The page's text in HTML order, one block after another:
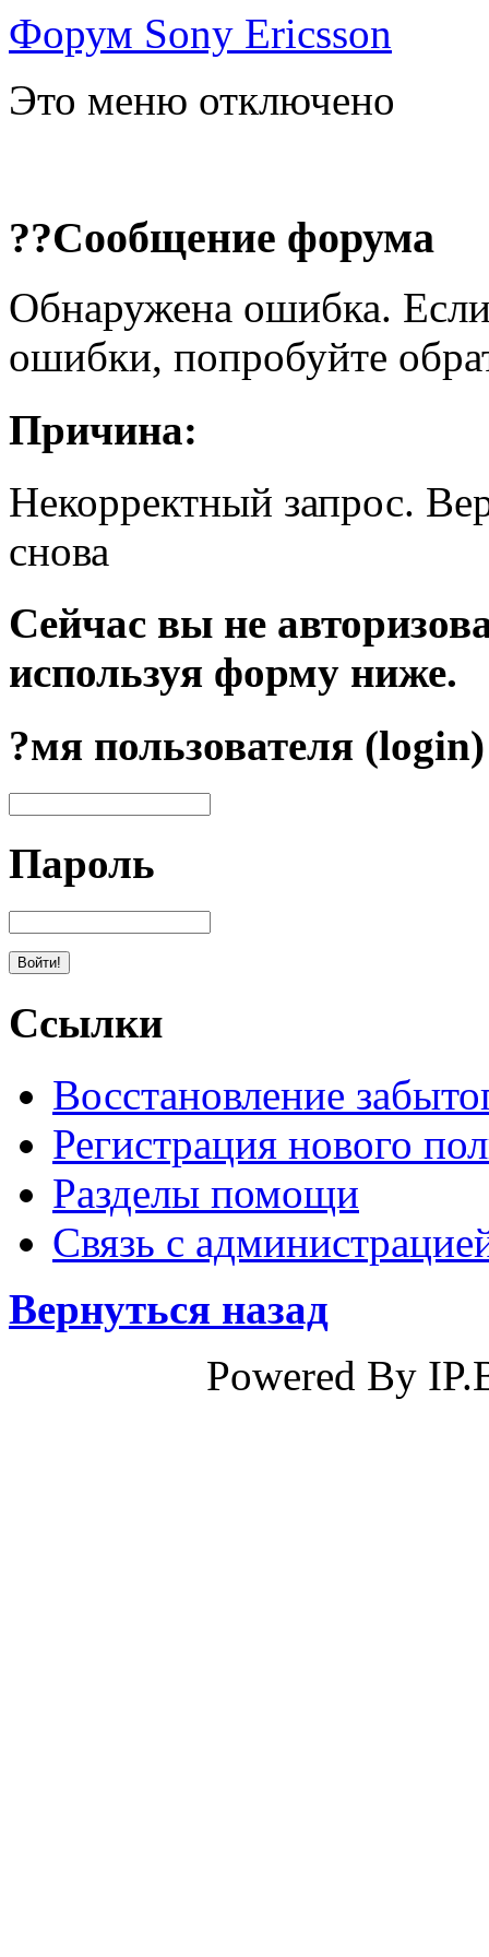
Форум Sony Ericsson
Это меню отключено
??Сообщение форума
Обнаружена ошибка.
ошибки, попробуйте
Причина:
Некорректный запрос.
снова
Сейчас вы не
используя форму ниже.
?мя пользователя (login)
Пароль
Ссылки
Восстановление
Регистрация нового
Разделы помощи
Связь с
Вернуться назад
Powered By